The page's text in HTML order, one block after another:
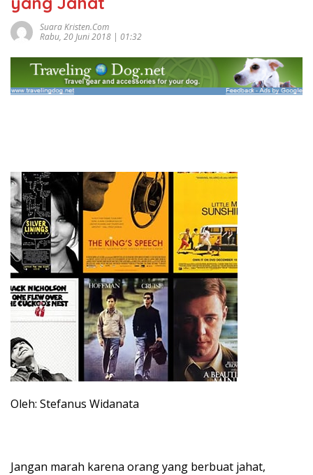
Suara Kristen.com
Rabu, 20 Juni 2018 | 01:32
Oleh: Stefanus Widanata
Jangan marah karena orang yang berbuat jahat,